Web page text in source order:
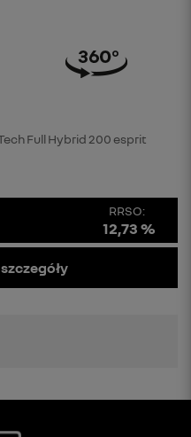
RRSO:
12,73 %
szczegóły